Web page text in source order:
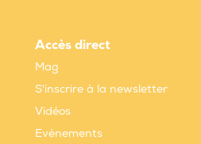
Accès direct
Mag
S'inscrire à la newsletter
Vidéos
Evènements